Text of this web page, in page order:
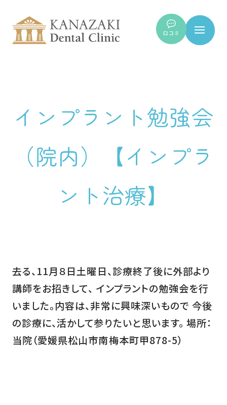
口コミ
インプラント勉強会
（院内）【インプラ
ント治療】
去る、11月８日土曜日、診療終了後に外部より
講師をお招きして、 インプラントの勉強会を行
いました。内容は、非常に興味深いもので 今後
の診療に、活かして参りたいと思います。 場所：
当院（愛媛県松山市南梅本町甲878-5）